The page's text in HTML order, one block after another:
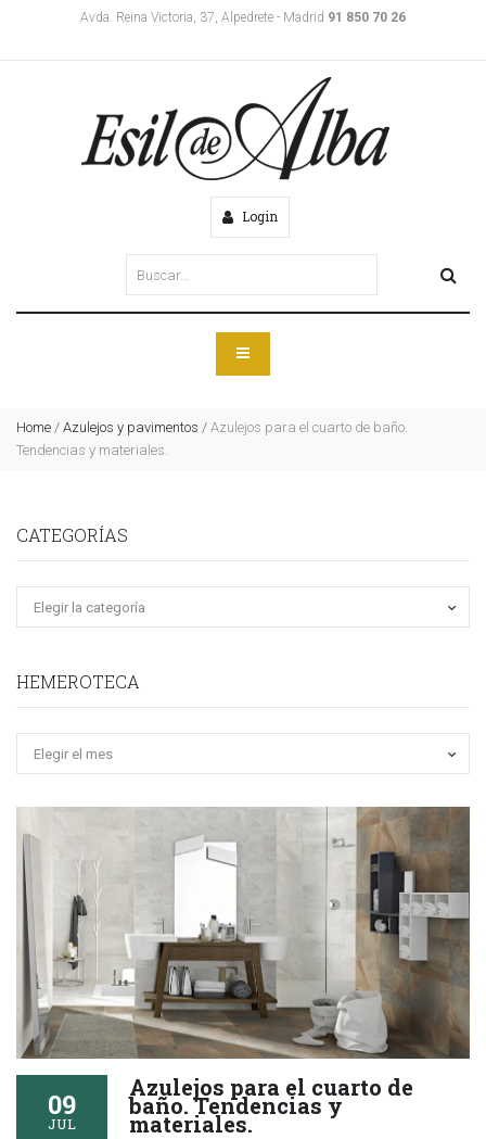
Avda. Reina Victoria, 37, Alpedrete - Madrid 91 850 70 26
Login
Home / Azulejos y pavimentos / Azulejos para el cuarto de baño.
Tendencias y materiales.
CATEGORÍAS
HEMEROTECA
09
JUL
Azulejos para el cuarto de
baño. Tendencias y
materiales.